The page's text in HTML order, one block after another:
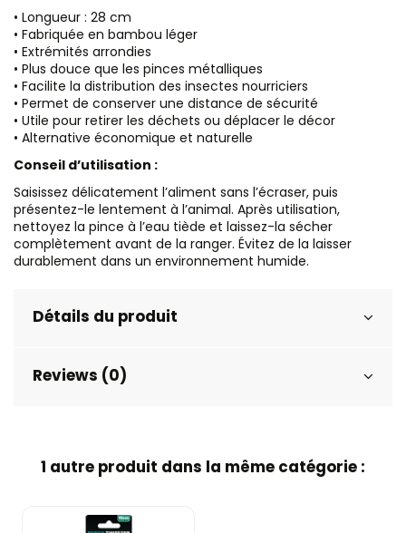
• Longueur : 28 cm
• Fabriquée en bambou léger
• Extrémités arrondies
• Plus douce que les pinces métalliques
• Facilite la distribution des insectes nourriciers
• Permet de conserver une distance de sécurité
• Utile pour retirer les déchets ou déplacer le décor
• Alternative économique et naturelle
Conseil d’utilisation :
Saisissez délicatement l’aliment sans l’écraser, puis
présentez-le lentement à l’animal. Après utilisation,
nettoyez la pince à l’eau tiède et laissez-la sécher
complètement avant de la ranger. Évitez de la laisser
durablement dans un environnement humide.
Détails du produit
Reviews (0)
1 autre produit dans la même catégorie :